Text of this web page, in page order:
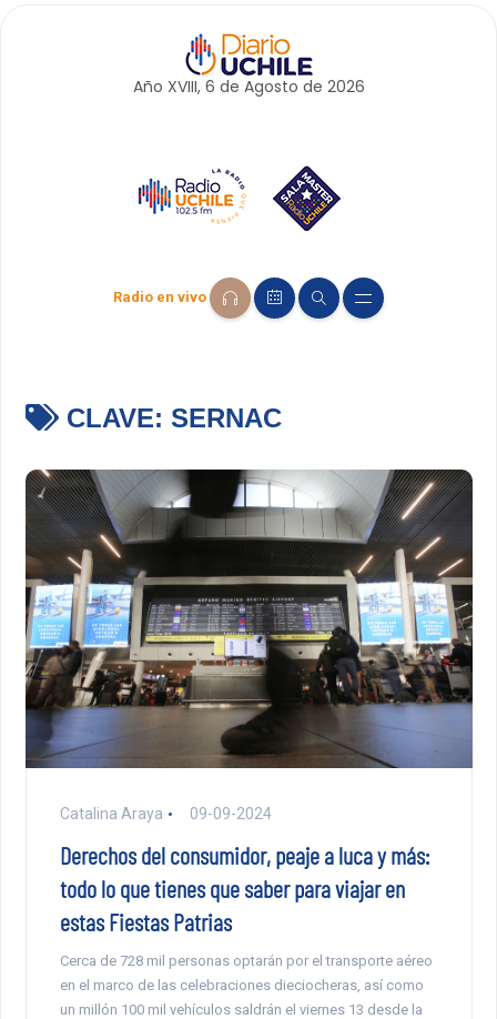
Año XVIII, 6 de Agosto de 2026
Radio en vivo
CLAVE: SERNAC
Catalina Araya 09-09-2024
Derechos del consumidor, peaje a luca y más:
todo lo que tienes que saber para viajar en
estas Fiestas Patrias
Cerca de 728 mil personas optarán por el transporte aéreo
en el marco de las celebraciones dieciocheras, así como
un millón 100 mil vehículos saldrán el viernes 13 desde la